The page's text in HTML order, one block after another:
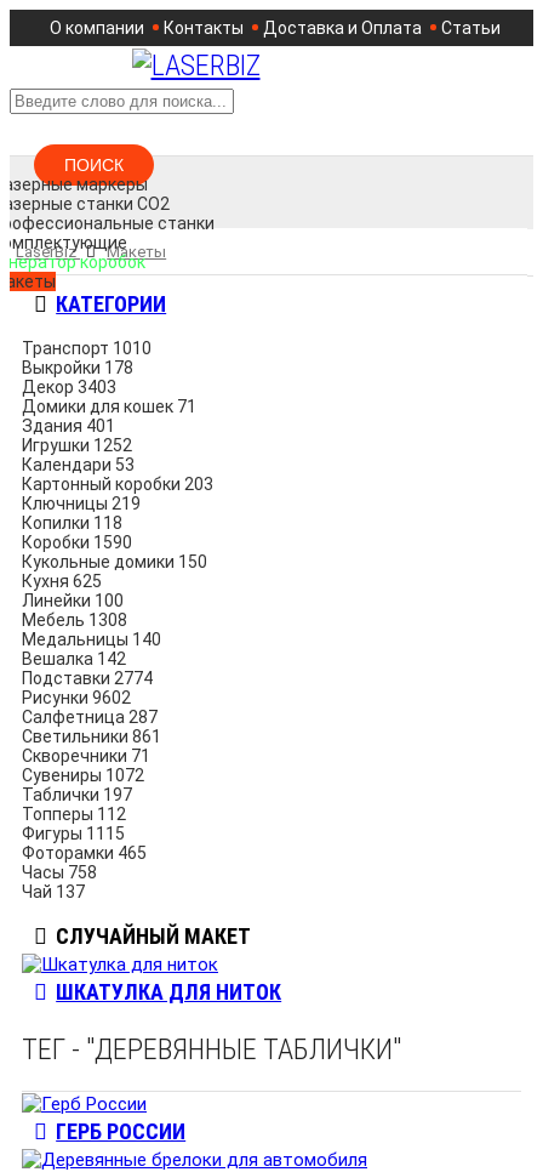
О компании Контакты Доставка и Оплата Статьи
ПОИСК
маркеры
станки CO2
станки
коробок
LaserBiz Макеты
КАТЕГОРИИ
Транспорт 1010
Выкройки 178
Декор 3403
Домики для кошек 71
Здания 401
Игрушки 1252
Календари 53
Картонный коробки 203
Ключницы 219
Копилки 118
Коробки 1590
Кукольные домики 150
Кухня 625
Линейки 100
Мебель 1308
Медальницы 140
Вешалка 142
Подставки 2774
Рисунки 9602
Салфетница 287
Светильники 861
Скворечники 71
Сувениры 1072
Таблички 197
Топперы 112
Фигуры 1115
Фоторамки 465
Часы 758
Чай 137
СЛУЧАЙНЫЙ МАКЕТ
ШКАТУЛКА ДЛЯ НИТОК
ТЕГ - "ДЕРЕВЯННЫЕ ТАБЛИЧКИ"
ГЕРБ РОССИИ